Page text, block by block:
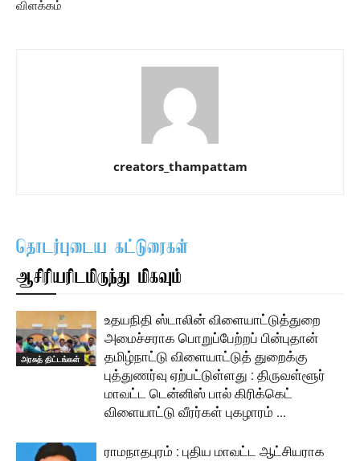
விளக்கம்
creators_thampattam
தொடர்புடைய கட்டுரைகள்
ஆசிரியரிடமிருந்து மிகவும்
அரசுத் திட்டங்கள்
உதயநிதி ஸ்டாலின் விளையாட்டுத்துறை
அமைச்சராக பொறுப்பேற்றப் பின்புதான்
தமிழ்நாட்டு விளையாட்டுத் துறைக்கு
புத்துணர்வு ஏற்பட்டுள்ளது : திருவள்ளூர்
மாவட்ட டென்னிஸ் பால் கிரிக்கெட்
விளையாட்டு வீரர்கள் புகழாரம் …
ராமநாதபுரம் : புதிய மாவட்ட ஆட்சியராக